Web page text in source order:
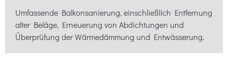
Umfassende Balkonsanierung, einschließlich Entfernung
alter Beläge, Erneuerung von Abdichtungen und
Überprüfung der Wärmedämmung und Entwässerung.